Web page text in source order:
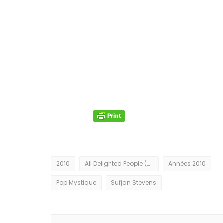
2010 All Delighted People (Original Version) Années 2010
Pop Mystique Sufjan Stevens